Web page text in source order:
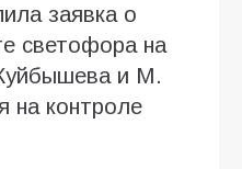
заявка о
светофора на
и М.
на контроле